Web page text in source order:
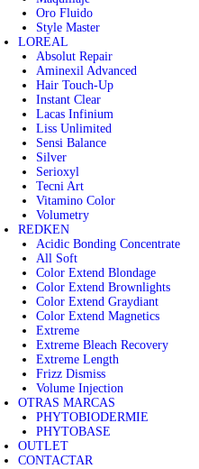
Oro Fluido
Style Master
LOREAL
Absolut Repair
Aminexil Advanced
Hair Touch-Up
Instant Clear
Lacas Infinium
Liss Unlimited
Sensi Balance
Silver
Serioxyl
Tecni Art
Vitamino Color
Volumetry
REDKEN
Acidic Bonding Concentrate
All Soft
Color Extend Blondage
Color Extend Brownlights
Color Extend Graydiant
Color Extend Magnetics
Extreme
Extreme Bleach Recovery
Extreme Length
Frizz Dismiss
Volume Injection
OTRAS MARCAS
PHYTOBIODERMIE
PHYTOBASE
OUTLET
CONTACTAR